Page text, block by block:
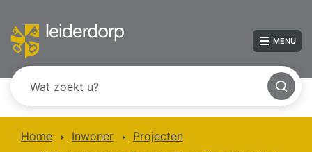
MENU
Home Inwoner
Projecten